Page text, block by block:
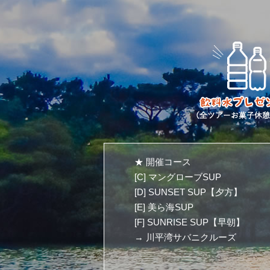
★ 開催コース
[C] マングローブSUP
[D] SUNSET SUP【夕方】
[E] 美ら海SUP
[F] SUNRISE SUP【早朝】
→ 川平湾サバニクルーズ